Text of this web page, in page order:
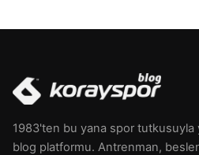
1983'ten bu yana spor tutkusuyla
blog platformu. Antrenman,